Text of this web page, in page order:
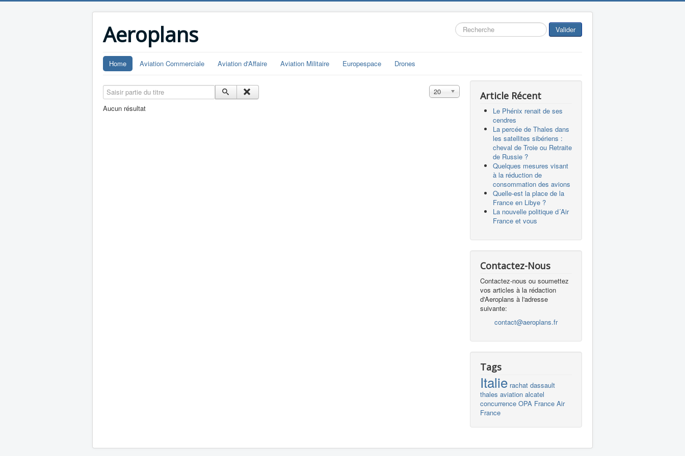
Aeroplans Rechercher Valider
Home Aviation Commerciale Aviation d'Affaire Aviation Militaire Europespace Drones
Saisir partie du titre Affichage #
20
Aucun résultat
Article Récent
Le Phénix renait de ses
cendres
La percée de Thales dans
les satellites sibériens :
cheval de Troie ou Retraite
de Russie ?
Quelques mesures visant
à la réduction de
consommation des avions
Quelle-est la place de la
France en Libye ?
La nouvelle politique d´Air
France et vous
Contactez-Nous
Contactez-nous ou soumettez
vos articles à la rédaction
d'Aeroplans à l'adresse
suivante:
contact@aeroplans.fr
Tags
Italie rachat dassault
thales aviation alcatel
concurrence OPA France Air
France